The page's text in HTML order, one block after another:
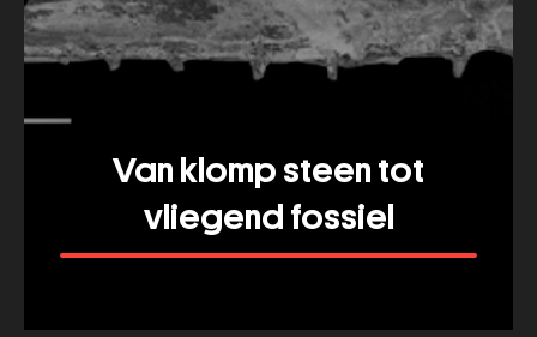
Van klomp steen tot
vliegend fossiel